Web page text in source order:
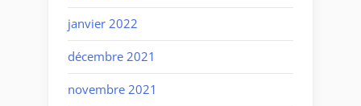
janvier 2022
décembre 2021
novembre 2021